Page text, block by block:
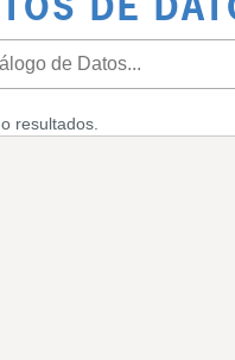
DE
resultados.